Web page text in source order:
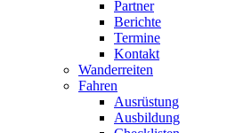
Partner
Berichte
Termine
Kontakt
Wanderreiten
Fahren
Ausrüstung
Ausbildung